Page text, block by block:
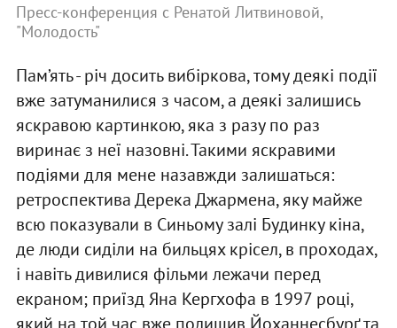
Пресс-конференция с Ренатой Литвиновой,
"Молодость"
Пам’ять - річ досить вибіркова, тому деякі події
вже затуманилися з часом, а деякі залишись
яскравою картинкою, яка з разу по раз
виринає з неї назовні. Такими яскравими
подіями для мене назавжди залишаться:
ретроспектива Дерека Джармена, яку майже
всю показували в Синьому залі Будинку кіна,
де люди сиділи на бильцях крісел, в проходах,
і навіть дивилися фільми лежачи перед
екраном; приїзд Яна Кергхофа в 1997 році,
який на той час вже полишив Йоханнесбурґ та